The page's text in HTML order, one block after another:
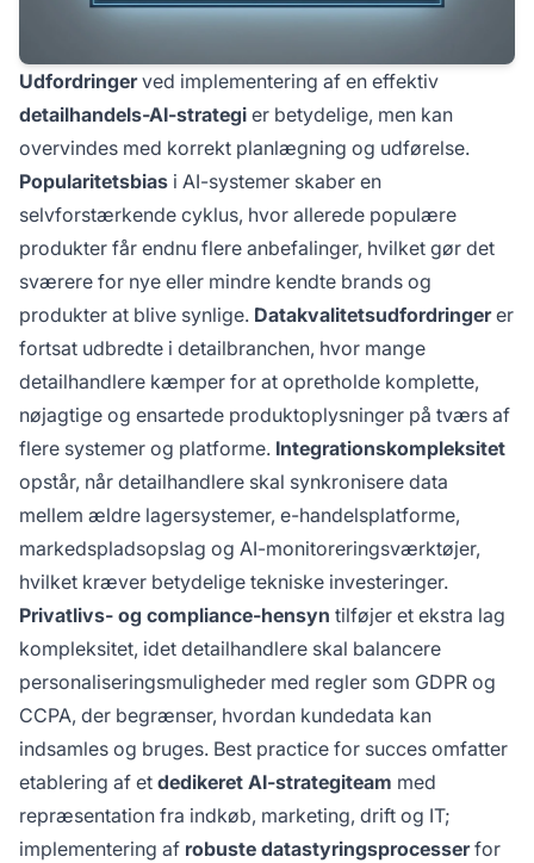
Udfordringerved implementering af en effektiv
detailhandels-AI-strategi er betydelige, men kan
overvindes med korrekt planlægning og udførelse.
Popularitetsbias i AI-systemer skaber en
selvforstærkende cyklus, hvor allerede populære
produkter får endnu flere anbefalinger, hvilket gør det
sværere for nye eller mindre kendte brands og
produkter at blive synlige. Datakvalitetsudfordringerer
fortsat udbredte i detailbranchen, hvor mange
detailhandlere kæmper for at opretholde komplette,
nøjagtige og ensartede produktoplysninger på tværs af
flere systemer og platforme. Integrationskompleksitet
opstår, når detailhandlere skal synkronisere data
mellem ældre lagersystemer, e-handelsplatforme,
markedspladsopslag og AI-monitoreringsværktøjer,
hvilket kræver betydelige tekniske investeringer.
Privatlivs- og compliance-hensyn tilføjer et ekstra lag
kompleksitet, idet detailhandlere skal balancere
personaliseringsmuligheder med regler som GDPR og
CCPA, der begrænser, hvordan kundedata kan
indsamles og bruges. Best practice for succes omfatter
etablering af et dedikeret AI-strategiteam med
repræsentation fra indkøb, marketing, drift og IT;
implementering af robuste datastyringsprocesserfor